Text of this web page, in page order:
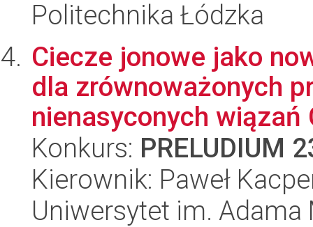
Politechnika Łódzka
Ciecze jonowe jako
dla zrównoważonych
nienasyconych wiązań
Konkurs: PRELUDIUM
Kierownik: Paweł
Uniwersytet im.